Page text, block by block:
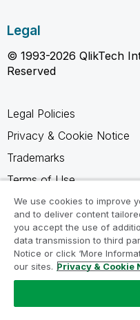
Legal
© 1993-2026 QlikTech
Reserved
Legal Policies
Privacy & Cookie Notice
Trademarks
Terms of Use
Legal Agreements
Product Terms
Do not share my info
We use cookies to improve
and to deliver content
you accept the use of
data transmission to third
Notice or click ‘More
our sites. Privacy & Cookie